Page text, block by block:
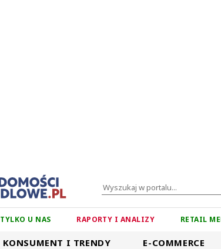
TYLKO U NAS RAPORTY I ANALIZY RETAIL
KONSUMENT I TRENDY E-COMMERCE